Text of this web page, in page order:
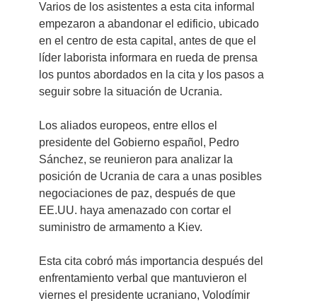
Varios de los asistentes a esta cita informal
empezaron a abandonar el edificio, ubicado
en el centro de esta capital, antes de que el
líder laborista informara en rueda de prensa
los puntos abordados en la cita y los pasos a
seguir sobre la situación de Ucrania.
Los aliados europeos, entre ellos el
presidente del Gobierno español, Pedro
Sánchez, se reunieron para analizar la
posición de Ucrania de cara a unas posibles
negociaciones de paz, después de que
EE.UU. haya amenazado con cortar el
suministro de armamento a Kiev.
Esta cita cobró más importancia después del
enfrentamiento verbal que mantuvieron el
viernes el presidente ucraniano, Volodímir